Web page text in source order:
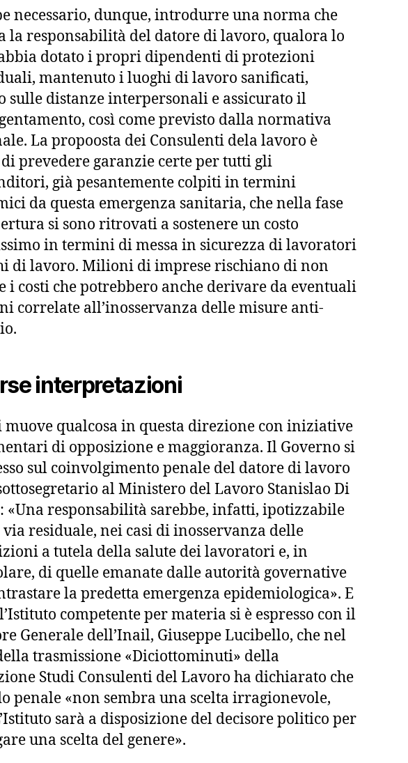
necessario, dunque, introdurre una norma che
la responsabilità del datore di lavoro, qualora lo
abbia dotato i propri dipendenti di protezioni
mantenuto i luoghi di lavoro sanificati,
sulle distanze interpersonali e assicurato il
così come previsto dalla normativa
La propoosta dei Consulenti dela lavoro è
prevedere garanzie certe per tutti gli
già pesantemente colpiti in termini
da questa emergenza sanitaria, che nella fase
si sono ritrovati a sostenere un costo
in termini di messa in sicurezza di lavoratori
di lavoro. Milioni di imprese rischiano di non
i costi che potrebbero anche derivare da eventuali
correlate all’inosservanza delle misure anti-
interpretazioni
muove qualcosa in questa direzione con iniziative
di opposizione e maggioranza. Il Governo si
sul coinvolgimento penale del datore di lavoro
al Ministero del Lavoro Stanislao Di
«Una responsabilità sarebbe, infatti, ipotizzabile
residuale, nei casi di inosservanza delle
a tutela della salute dei lavoratori e, in
di quelle emanate dalle autorità governative
la predetta emergenza epidemiologica». E
competente per materia si è espresso con il
Generale dell’Inail, Giuseppe Lucibello, che nel
trasmissione «Diciottominuti» della
Studi Consulenti del Lavoro ha dichiarato che
penale «non sembra una scelta irragionevole,
sarà a disposizione del decisore politico per
una scelta del genere».